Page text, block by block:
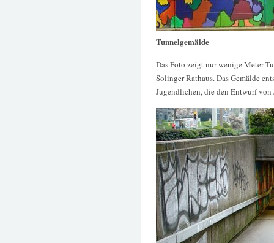
Tunnelgemälde
Das Foto zeigt nur wenige Meter
Solinger Rathaus. Das Gemälde
Jugendlichen, die den Entwurf von